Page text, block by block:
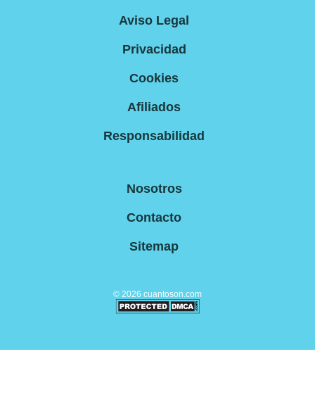
Aviso Legal
Privacidad
Cookies
Afiliados
Responsabilidad
Nosotros
Contacto
Sitemap
© 2026 cuantoson.com